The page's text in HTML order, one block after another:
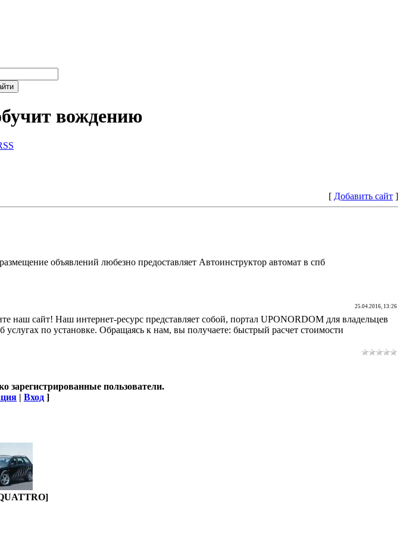
вождению
[ Добавить сайт ]
объявлений любезно предоставляет Автоинструктор автомат в спб
25.04.2016, 13:26
наш сайт! Наш интернет-ресурс представляет собой, портал UPONORDOM для владельцев
по установке. Обращаясь к нам, вы получаете: быстрый расчет стоимости
зарегистрированные пользователи.
| Вход ]